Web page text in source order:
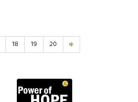
18 19 20